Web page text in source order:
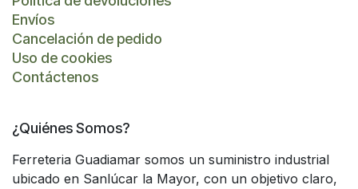
Envíos
Cancelación de pedido
Uso de cookies
Contáctenos
¿Quiénes Somos?
Ferreteria Guadiamar somos un suministro industrial
ubicado en Sanlúcar la Mayor, con un objetivo claro,